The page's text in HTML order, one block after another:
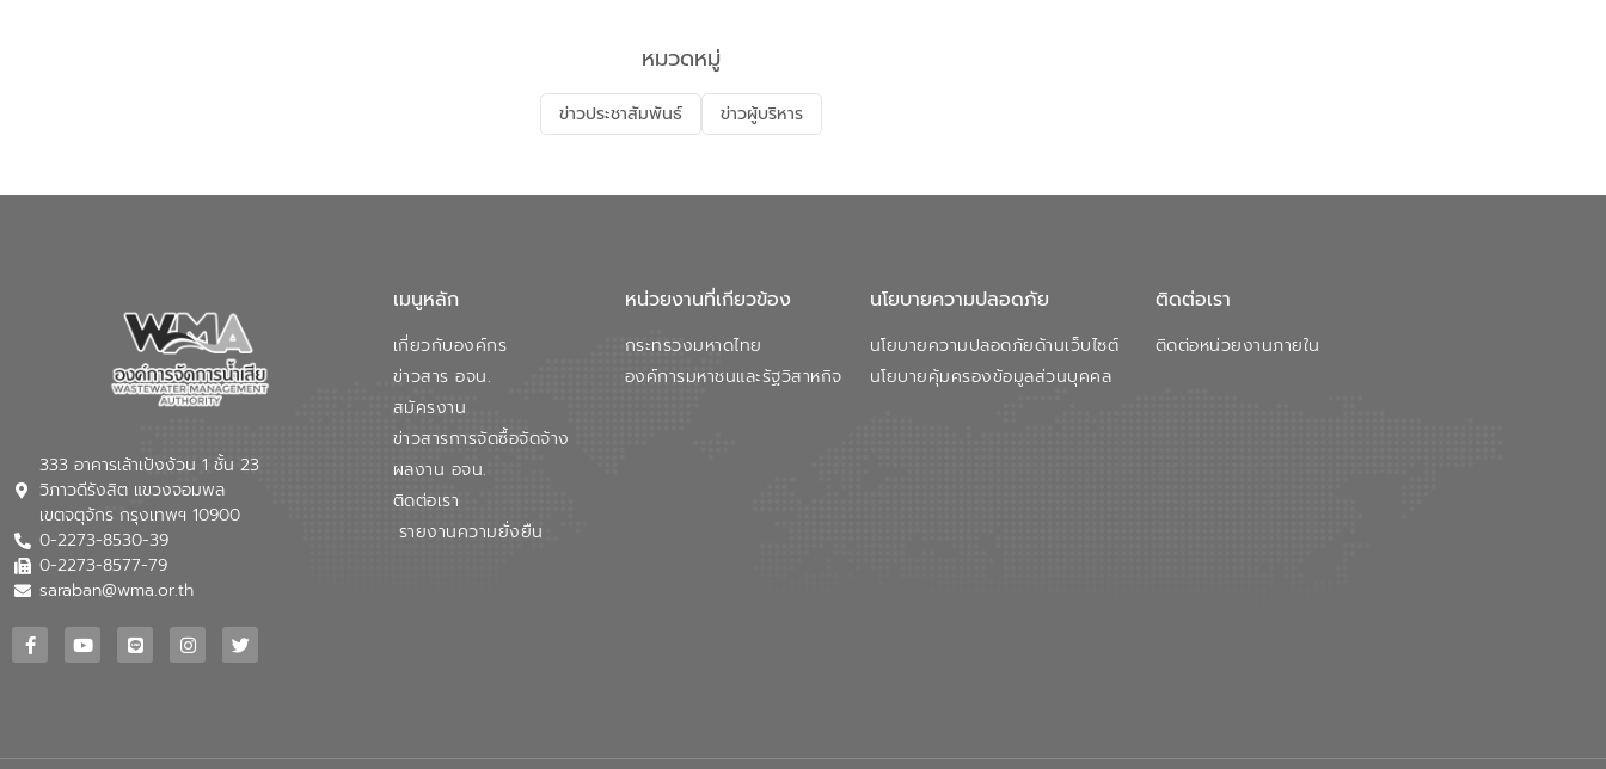
หมวดหมู่
ข่าวประชาสัมพันธ์ ข่าวผู้บริหาร
333 อาคารเล้าเป้งง้วน 1 ชั้น 23
วิภาวดีรังสิต แขวงจอมพล
เขตจตุจักร กรุงเทพฯ 10900
0-2273-8530-39
0-2273-8577-79
saraban@wma.or.th
เมนูหลัก
เกี่ยวกับองค์กร
ข่าวสาร อจน.
สมัครงาน
ข่าวสารการจัดซื้อจัดจ้าง
ผลงาน อจน.
ติดต่อเรา
รายงานความยั่งยืน
หน่วยงานที่เกียวข้อง
กระทรวงมหาดไทย
องค์การมหาชนและรัฐวิสาหกิจ
นโยบายความปลอดภัย
นโยบายความปลอดภัยด้านเว็บไซต์
นโยบายคุ้มครองข้อมูลส่วนบุคคล
ติดต่อเรา
ติดต่อหน่วยงานภายใน